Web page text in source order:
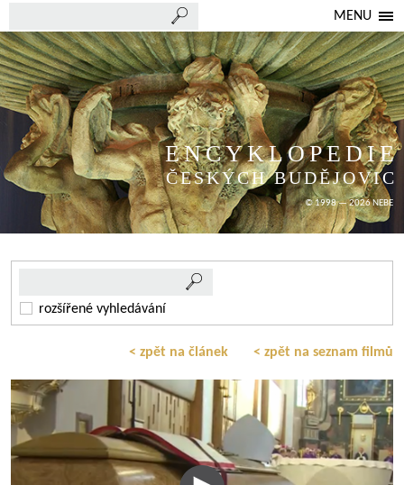
MENU
ENCYKLOPEDIE
ČESKÝCH BUDĚJOVIC
© 1998 — 2026 NEBE
rozšířené vyhledávání
< zpět na článek < zpět na seznam filmů